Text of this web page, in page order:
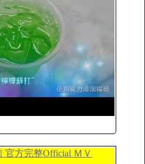
官方完整Official ＭＶ